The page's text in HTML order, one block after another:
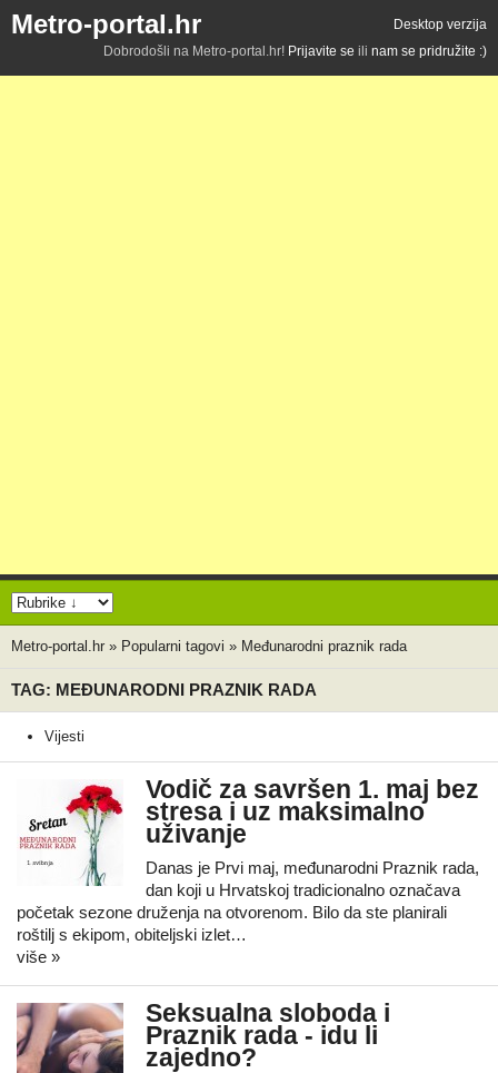
Metro-portal.hr
Desktop verzija
Dobrodošli na Metro-portal.hr! Prijavite se ili nam se pridružite :)
Metro-portal.hr » Popularni tagovi » Međunarodni praznik rada
TAG: MEĐUNARODNI PRAZNIK RADA
Vijesti
Vodič za savršen 1. maj bez
stresa i uz maksimalno
uživanje
Danas je Prvi maj, međunarodni Praznik rada,
dan koji u Hrvatskoj tradicionalno označava
početak sezone druženja na otvorenom. Bilo da ste planirali
roštilj s ekipom, obiteljski izlet…
više »
Seksualna sloboda i
Praznik rada - idu li
zajedno?